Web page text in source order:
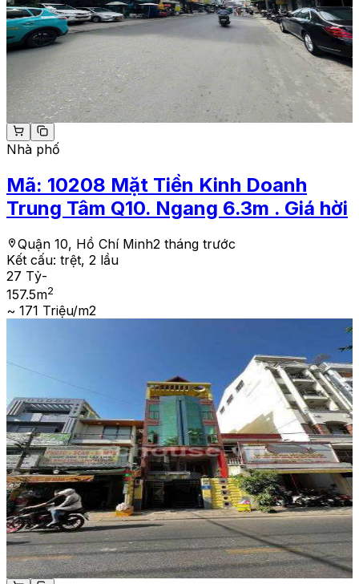
Nhà phố
Mã: 10208 Mặt Tiền Kinh Doanh
Trung Tâm Q10. Ngang 6.3m . Giá hời
Quận 10, Hồ Chí Minh2 tháng trước
Kết cấu: trệt, 2 lầu
27 Tỷ-
157.5m2
~ 171 Triệu/m2